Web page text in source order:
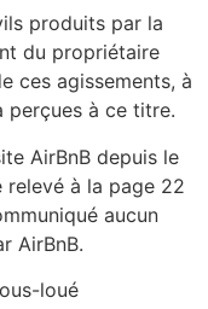
produits par la
du propriétaire
ces agissements, à
perçues à ce titre.
AirBnB depuis le
relevé à la page 22
aucun
AirBnB.
loué